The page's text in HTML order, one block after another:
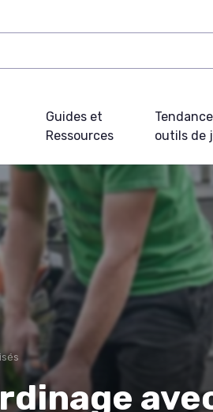
Guides et
Ressources
outils de